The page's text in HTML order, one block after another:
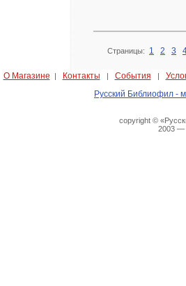
Страницы: 1 2 3
О Магазине | Контакты | События |
Русский Библиофил -
copyright ©
2003 —